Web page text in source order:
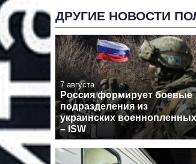
ДРУГИЕ НОВОСТИ
7 августа
Россия формирует боевые
подразделения из
украинских военнопленных
– ISW